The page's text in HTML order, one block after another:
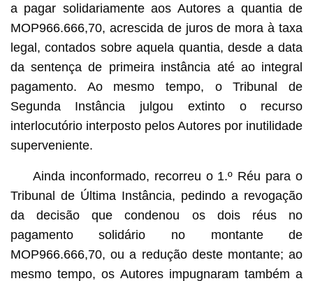
a pagar solidariamente aos Autores a quantia de
MOP966.666,70, acrescida de juros de mora à taxa
legal, contados sobre aquela quantia, desde a data
da sentença de primeira instância até ao integral
pagamento. Ao mesmo tempo, o Tribunal de
Segunda Instância julgou extinto o recurso
interlocutório interposto pelos Autores por inutilidade
superveniente.
Ainda inconformado, recorreu o 1.º Réu para o
Tribunal de Última Instância, pedindo a revogação
da decisão que condenou os dois réus no
pagamento solidário no montante de
MOP966.666,70, ou a redução deste montante; ao
mesmo tempo, os Autores impugnaram também a